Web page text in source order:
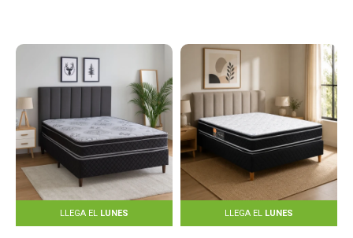
LLEGA EL LUNES LLEGA EL LUNES